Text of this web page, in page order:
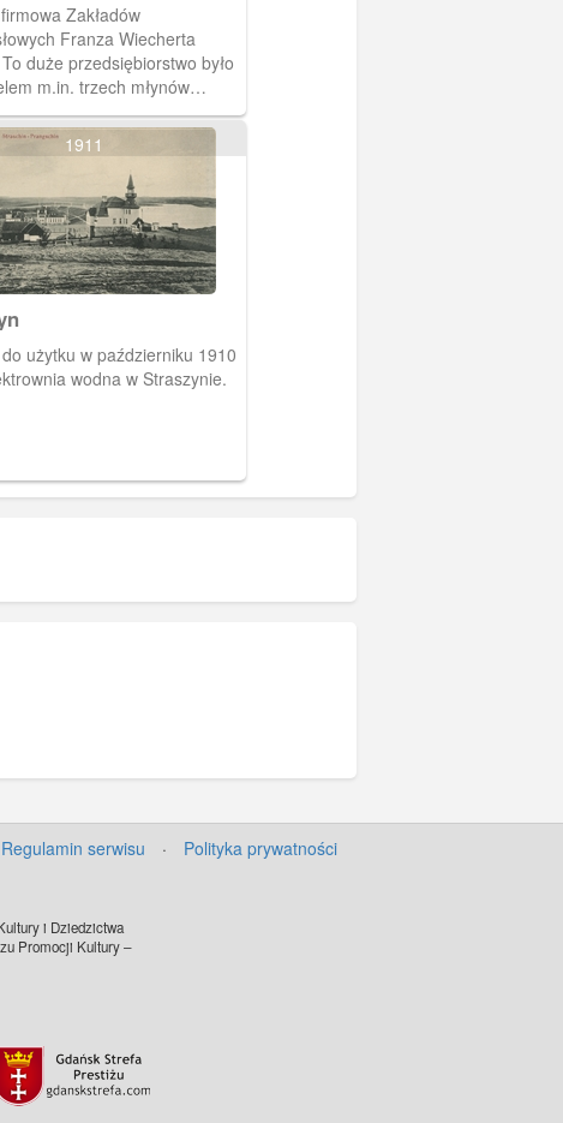
Zakładów
Franza Wiecherta
duże przedsiębiorstwo było
m.in. trzech młynów
(Starogard, Owidz, Kolincz),
łuszczarni ryżu, wydajnej
i elektrowni w Kolinczu. List
do pana Zaremby
w Starogardzie
zwanym także
Szlacheckim.
1911
użytku w październiku 1910
wodna w Straszynie.
Regulamin serwisu · Polityka prywatności
i Dziedzictwa
Promocji Kultury –